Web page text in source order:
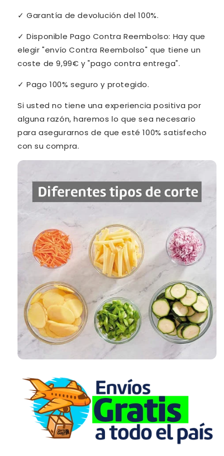
✓ Garantía de devolución del 100%.
✓ Disponible Pago Contra Reembolso: Hay que
elegir "envío Contra Reembolso" que tiene un
coste de 9,99€ y "pago contra entrega".
✓ Pago 100% seguro y protegido.
Si usted no tiene una experiencia positiva por
alguna razón, haremos lo que sea necesario
para asegurarnos de que esté 100% satisfecho
con su compra.